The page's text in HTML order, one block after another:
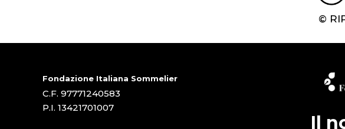
©
Fondazione Italiana Sommelier
C.F. 97771240583
P.I. 13421701007
Il